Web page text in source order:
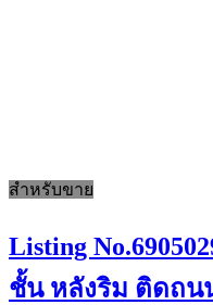
สำหรับขาย
Listing
ชั้น หลังริม ติดถน